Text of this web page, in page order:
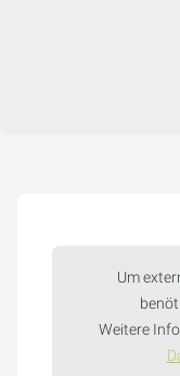
Um
Weitere